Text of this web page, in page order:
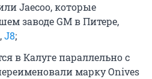
Jaecoo, которые
заводе GM в Питере,
J8;
в Калуге параллельно с
марку Onives